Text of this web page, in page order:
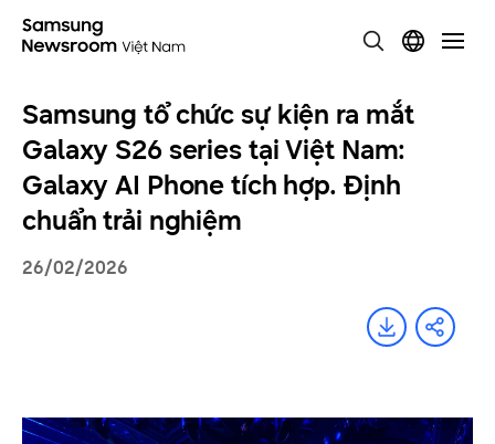
Samsung tổ chức sự kiện ra mắt
Galaxy S26 series tại Việt Nam:
Galaxy AI Phone tích hợp. Định
chuẩn trải nghiệm
26/02/2026